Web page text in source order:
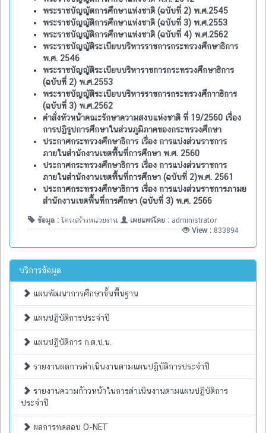
พระราชบัญญัตการศึกษาแห่งชาติ (ฉบับที่ 2) พ.ศ.2545
พระราชบัญญัติการศึกษาแห่งชาติ (ฉบับที่ 3) พ.ศ.2553
พระราชบัญญัติการศึกษาแห่งชาติ (ฉบับที่ 4) พ.ศ.2562
พระราชบัญญัติระเบียบบริหารราชการกระทรวงศึกษาธิการ
พ.ศ. 2546
พระราชบัญญัติระเบียบบริหาราชการกระทรวงศึกษาธิการ
(ฉบับที่ 2) พ.ศ.2553
พระราชบัญญัติระเบียบบริหารราชการกระทรวงศึกาาธิการ
(ฉบับที่ 3) พ.ศ.2562
คำสั่งหัวหน้าคณะรักษาความสงบแห่งชาติ ที่ 19/2560 เรื่อง
การปฏิรูปการศึกษาในส่วนภูมิภาคของกระทรวงศึกษา
ประกาศกระทรวงศึกษาธิการ เรื่อง การแบ่งส่วนราชการ
ภายในสำนักงานเขตพื้นที่การศึกษา พ.ศ. 2560
ประกาศกระทรวงศึกษาธิการ เรื่อง การแบ่งส่วนราชการ
ภายในสำนักงานเขตพื้นที่การศึกษา (ฉบับที่ 2)พ.ศ. 2561
ประกาศกระทรวงศึกษาธิการ เรื่อง การแบ่งส่วนราชการภามย
สำนักงานเขตพื้นที่การศึกษา (ฉบับที่ 3) พ.ศ. 2566
ข้อมูล : โครงสร้างหน่วยงาน เผยแพร่โดย : administrator
View :833894
บริการข้อมูล
แผนพัฒนาการศึกษาขั้นพื้นฐาน
แผนปฏิบัติการประจำปี
แผนปฏิบัติการ ก.ต.ป.น.
รายงานผลการดำเนินงานตามแผนปฏิบัติการประจำปี
รายงานความก้าวหน้าในการดำเนินงานตามแผนปฏิบัติการ
ประจำปี
ผลการทดสอบ O-NET